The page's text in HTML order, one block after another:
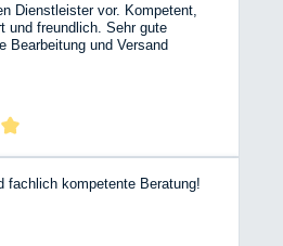
Dienstleister vor. Kompetent,
und freundlich. Sehr gute
Bearbeitung und Versand
Die sind genau das Gegenteil.
Team Mit freundlichen Grüßen
fachlich kompetente Beratung!